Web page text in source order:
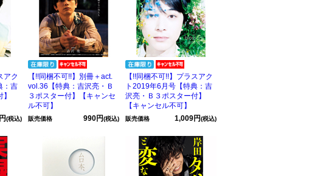
アク
：吉
(税込)
【!!同梱不可!!】別冊＋act.
vol.36【特典：吉沢亮・Ｂ
３ポスター付】【キャンセ
ル不可】
販売価格 990円(税込)
【!!同梱不可!!】プラスアク
ト2019年6月号【特典：吉
沢亮・Ｂ３ポスター付】
【キャンセル不可】
販売価格 1,009円(税込)